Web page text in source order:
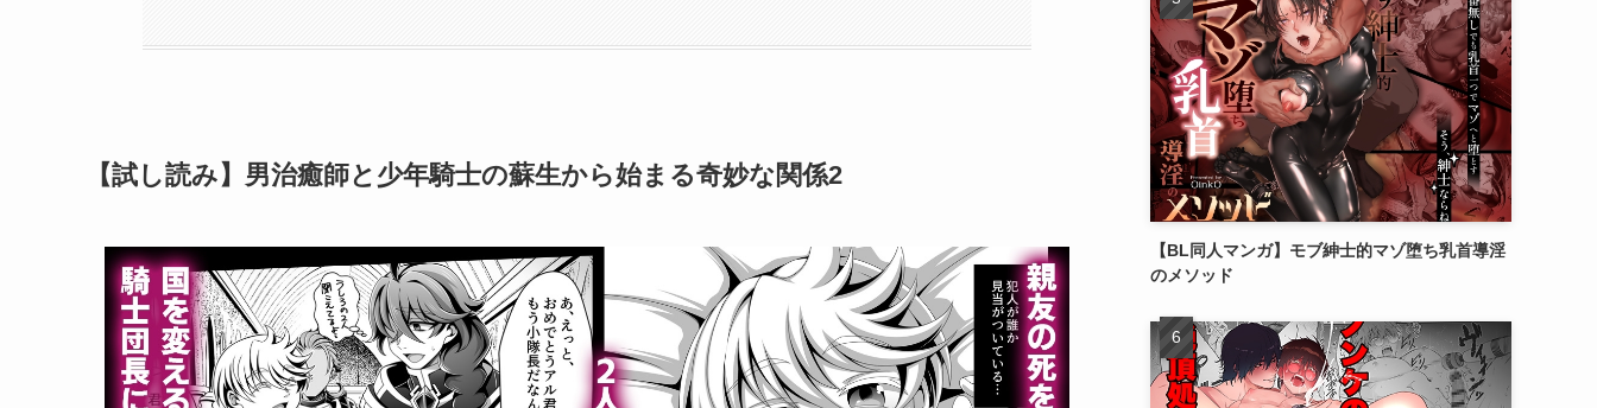
【試し読み】男治癒師と少年騎士の蘇生から始まる奇妙な関係2
【BL同人マンガ】モブ紳士的マゾ堕ち乳首導淫
のメソッド